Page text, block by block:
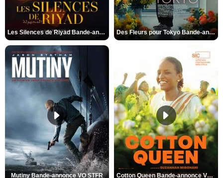
Les Silences de Riyad Bande-annonce VO STFR Des Fleurs pour Tokyo Bande-annonce VO STFR
Mutiny Bande-annonce VO STFR Cotton Queen Bande-annonce VO STFR